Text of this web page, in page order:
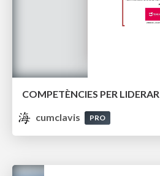
COMPETÈNCIES PER LIDERAR
cumclavis
PRO